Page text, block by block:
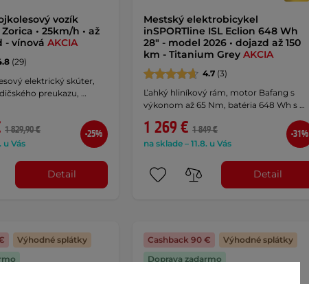
vozík
• 25km/h • až
- vínová AKCIA
(29)
elektrický skúter,
preukazu, …
1 829,90 €
u Vás
-25%
Detail
Mestský elektrobicykel
inSPORTline ISL Eclion 648 Wh
28" - model 2026 • dojazd až 150
km - Titanium Grey AKCIA
4.7(3)
Ľahký hliníkový rám, motor Bafang s
výkonom až 65 Nm, batéria 648 Wh s …
1 269 € 1 849 €
na sklade – 11.8. u Vás
-31%
Detail
Výhodné splátky
Cashback 90 €
Výhodné splátky
Doprava zadarmo